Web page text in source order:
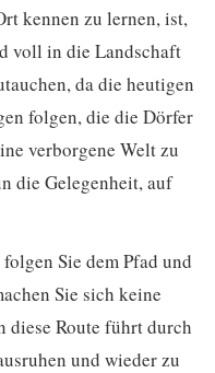
kennen zu lernen, ist,
voll in die Landschaft
da die heutigen
folgen, die die Dörfer
verborgene Welt zu
die Gelegenheit, auf
Sie dem Pfad und
Sie sich keine
diese Route führt durch
und wieder zu